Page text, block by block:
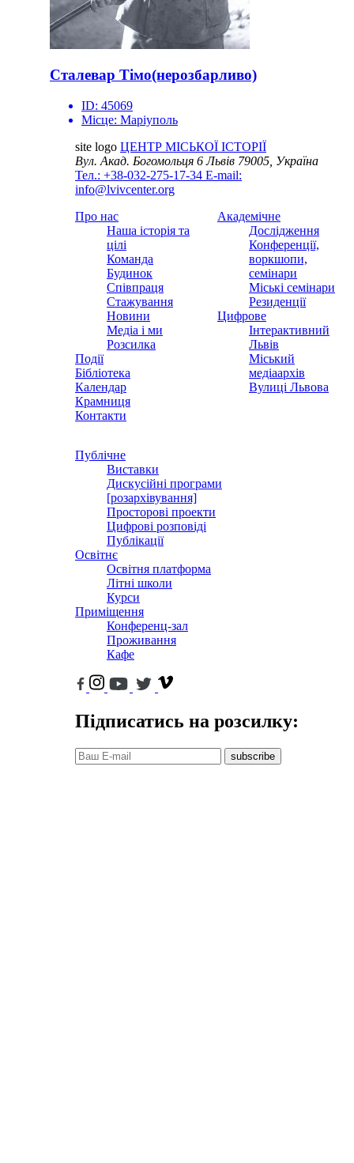
Сталевар Тімо(нерозбарливо)
ID: 45069
Місце: Маріуполь
site logo ЦЕНТР МІСЬКОЇ ІСТОРІЇ
Вул. Акад. Богомольця 6Львів 79005, Україна
Тел.: +38-032-275-17-34 E-mail:
info@lvivcenter.org
Про нас
Наша історія та
цілі
Команда
Будинок
Співпраця
Стажування
Новини
Медіа і ми
Розсилка
Події
Бібліотека
Календар
Крамниця
Контакти
Академічне
Дослідження
Конференції,
воркшопи,
семінари
Міські семінари
Резиденції
Цифрове
Інтерактивний
Львів
Міський
медіаархів
Вулиці Львова
Публічне
Виставки
Дискусійні програми
[розархівування]
Просторові проекти
Цифрові розповіді
Публікації
Освітнє
Освітня платформа
Літні школи
Курси
Приміщення
Конференц-зал
Проживання
Кафе
Підписатись на розсилку:
subscribe